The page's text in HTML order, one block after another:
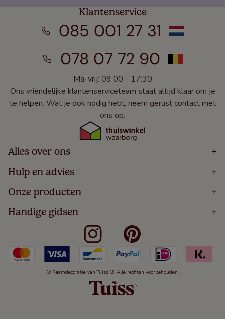
Klantenservice
085 001 27 31
078 07 72 90
Ma-vrij: 09:00 - 17:30
Ons vriendelijke klantenserviceteam staat altijd klaar om je
te helpen. Wat je ook nodig hebt, neem gerust contact met
ons op.
Alles over ons +
Home
Over
Bestellen
Winacties
Veelgestelde Vragen
Hulp en advies +
Volg Je Bestelling
Levering
5 Jaar Garantie
Algemene Voorwaarden
Kindveiligheid
Cookies
Herroepingsrecht
Onze producten +
Houten Jaloezieën
Rolgordijnen
Verticale Jaloezieën
Duo Rolgordijnen
Duo Plisségordijnen
Handige gidsen +
Meten Voor Raamdecoratie
Badkamer Raamdecoratie
Slaapkamer Raamdecoratie
Keuken Raamdecoratie
De Jaloezieën Gids
Jaloezieënwoordenboek
© Raamdecoratie van Tuiss ®. Alle rechten voorbehouden.